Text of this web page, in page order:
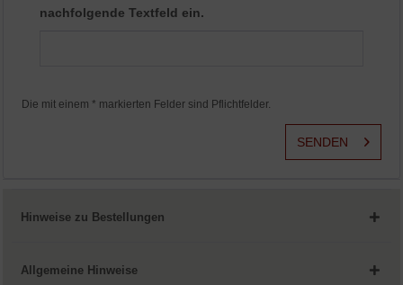
nachfolgende Textfeld ein.
Die mit einem * markierten Felder sind Pflichtfelder.
SENDEN
Hinweise zu Bestellungen
Allgemeine Hinweise